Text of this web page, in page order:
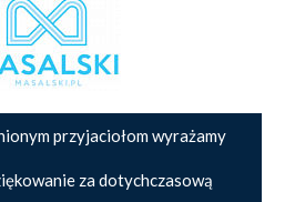
przyjaciołom wyrażamy
za dotychczasową